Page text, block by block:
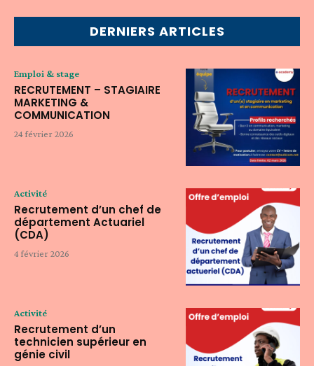
DERNIERS ARTICLES
Emploi & stage
RECRUTEMENT – STAGIAIRE
MARKETING &
COMMUNICATION
24 février 2026
Activité
Recrutement d’un chef de
département Actuariel
(CDA)
4 février 2026
Activité
Recrutement d’un
technicien supérieur en
génie civil